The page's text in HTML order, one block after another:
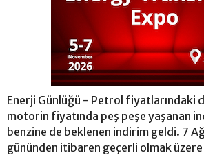
Enerji Günlüğü - Petrol fiyatlarındaki
motorin fiyatında peş peşe yaşanan
benzine de beklenen indirim geldi. 7
gününden itibaren geçerli olmak